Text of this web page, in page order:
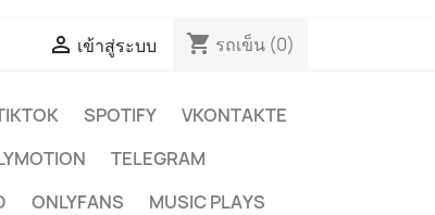
 เข้าสู่ระบบ shopping_cart รถเข็น (0)
SPOTIFY
VKONTAKTE
TELEGRAM
ONLYFANS
MUSIC PLAYS